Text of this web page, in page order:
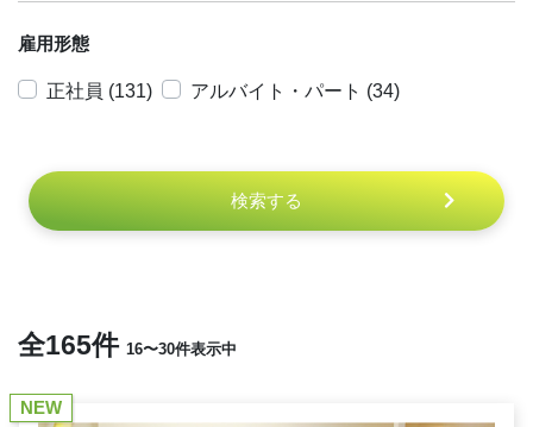
雇用形態
正社員 (131) アルバイト・パート (34)
検索する
全165件 16〜30件表示中
NEW